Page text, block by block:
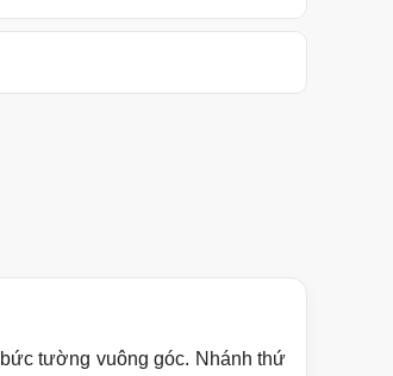
tường vuông góc. Nhánh thứ